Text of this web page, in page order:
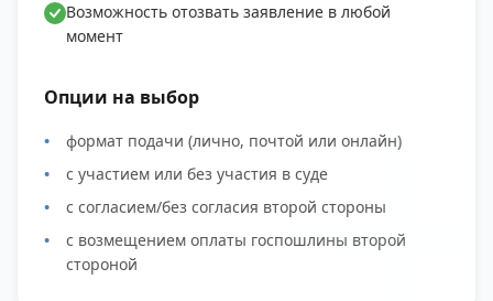
Возможность отозвать заявление в любой
момент
Опции на выбор
формат подачи (лично, почтой или онлайн)
с участием или без участия в суде
с согласием/без согласия второй стороны
с возмещением оплаты госпошлины второй
стороной